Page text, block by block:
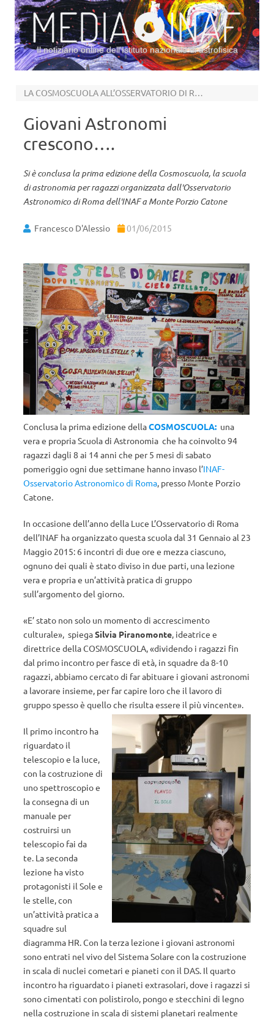
Il notiziario online dell’Istituto nazionale di astrofisica
LA COSMOSCUOLA ALL’OSSERVATORIO DI ROMA
Giovani Astronomi
crescono….
Si è conclusa la prima edizione della Cosmoscuola, la scuola
di astronomia per ragazzi organizzata dall'Osservatorio
Astronomico di Roma dell'INAF a Monte Porzio Catone
Francesco D'Alessio 01/06/2015
Conclusa la prima edizione dellaCOSMOSCUOLA: una
vera e propria Scuola di Astronomia che ha coinvolto 94
ragazzi dagli 8 ai 14 anni che per 5 mesi di sabato
pomeriggio ogni due settimane hanno invaso l’INAF-
Osservatorio Astronomico di Roma, presso Monte Porzio
Catone.
In occasione dell’anno della Luce L’Osservatorio di Roma
dell’INAF ha organizzato questa scuola dal 31 Gennaio al 23
Maggio 2015: 6 incontri di due ore e mezza ciascuno,
ognuno dei quali è stato diviso in due parti, una lezione
vera e propria e un’attività pratica di gruppo
sull’argomento del giorno.
«E’ stato non solo un momento di accrescimento
culturale», spiegaSilvia Piranomonte, ideatrice e
direttrice della COSMOSCUOLA, «dividendo i ragazzi fin
dal primo incontro per fasce di età, in squadre da 8-10
ragazzi, abbiamo cercato di far abituare i giovani astronomi
a lavorare insieme, per far capire loro che il lavoro di
gruppo spesso è quello che risulta essere il più vincente».
Il primo incontro ha
riguardato il
telescopio e la luce,
con la costruzione di
uno spettroscopio e
la consegna di un
manuale per
costruirsi un
telescopio fai da
te. La seconda
lezione ha visto
protagonisti il Sole e
le stelle, con
un’attività pratica a
squadre sul
diagramma HR. Con la terza lezione i giovani astronomi
sono entrati nel vivo del Sistema Solare con la costruzione
in scala di nuclei cometari e pianeti con il DAS. Il quarto
incontro ha riguardato i pianeti extrasolari, dove i ragazzi si
sono cimentati con polistirolo, pongo e stecchini di legno
nella costruzione in scala di sistemi planetari realmente